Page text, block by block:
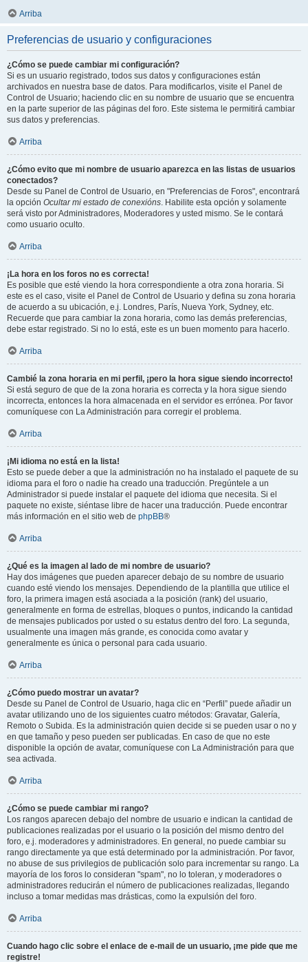
Arriba
Preferencias de usuario y configuraciones
¿Cómo se puede cambiar mi configuración?
Si es un usuario registrado, todos sus datos y configuraciones están
archivados en nuestra base de datos. Para modificarlos, visite el Panel de
Control de Usuario; haciendo clic en su nombre de usuario que se encuentra
en la parte superior de las páginas del foro. Este sistema le permitirá cambiar
sus datos y preferencias.
Arriba
¿Cómo evito que mi nombre de usuario aparezca en las listas de usuarios
conectados?
Desde su Panel de Control de Usuario, en "Preferencias de Foros", encontrará
la opción Ocultar mi estado de conexións. Habilite esta opción y solamente
será visto por Administradores, Moderadores y usted mismo. Se le contará
como usuario oculto.
Arriba
¡La hora en los foros no es correcta!
Es posible que esté viendo la hora correspondiente a otra zona horaria. Si
este es el caso, visite el Panel de Control de Usuario y defina su zona horaria
de acuerdo a su ubicación, e.j. Londres, París, Nueva York, Sydney, etc.
Recuerde que para cambiar la zona horaria, como las demás preferencias,
debe estar registrado. Si no lo está, este es un buen momento para hacerlo.
Arriba
Cambié la zona horaria en mi perfil, ¡pero la hora sigue siendo incorrecto!
Si está seguro de que de la zona horaria es correcta y la hora sigue siendo
incorrecta, entonces la hora almacenada en el servidor es errónea. Por favor
comuníquese con La Administración para corregir el problema.
Arriba
¡Mi idioma no está en la lista!
Esto se puede deber a que la administración no ha instalado el paquete de su
idioma para el foro o nadie ha creado una traducción. Pregúntele a un
Administrador si puede instalar el paquete del idioma que necesita. Si el
paquete no existe, siéntase libre de hacer una traducción. Puede encontrar
más información en el sitio web de phpBB®
Arriba
¿Qué es la imagen al lado de mi nombre de usuario?
Hay dos imágenes que pueden aparecer debajo de su nombre de usuario
cuando esté viendo los mensajes. Dependiendo de la plantilla que utilice el
foro, la primera imagen está asociada a la posición (rank) del usuario,
generalmente en forma de estrellas, bloques o puntos, indicando la cantidad
de mensajes publicados por usted o su estatus dentro del foro. La segunda,
usualmente una imagen más grande, es conocida como avatar y
generalmente es única o personal para cada usuario.
Arriba
¿Cómo puedo mostrar un avatar?
Desde su Panel de Control de Usuario, haga clic en “Perfil” puede añadir un
avatar utilizando uno de los siguientes cuatro métodos: Gravatar, Galería,
Remoto o Subida. Es la administración quien decide si se pueden usar o no y
en que tamaño y peso pueden ser publicadas. En caso de que no este
disponible la opción de avatar, comuníquese con La Administración para que
sea activada.
Arriba
¿Cómo se puede cambiar mi rango?
Los rangos aparecen debajo del nombre de usuario e indican la cantidad de
publicaciones realizadas por el usuario o la posición del mismo dentro del
foro, e.j. moderadores y administradores. En general, no puede cambiar su
rango directamente ya que está determinado por la administración. Por favor,
no abuse de sus privilegios de publicación solo para incrementar su rango. La
mayoría de los foros lo consideran "spam", no lo toleran, y moderadores o
administradores reducirán el número de publicaciones realizadas, llegando
incluso a tomar medidas mas drásticas, como la expulsión del foro.
Arriba
Cuando hago clic sobre el enlace de e-mail de un usuario, ¡me pide que me
registre!